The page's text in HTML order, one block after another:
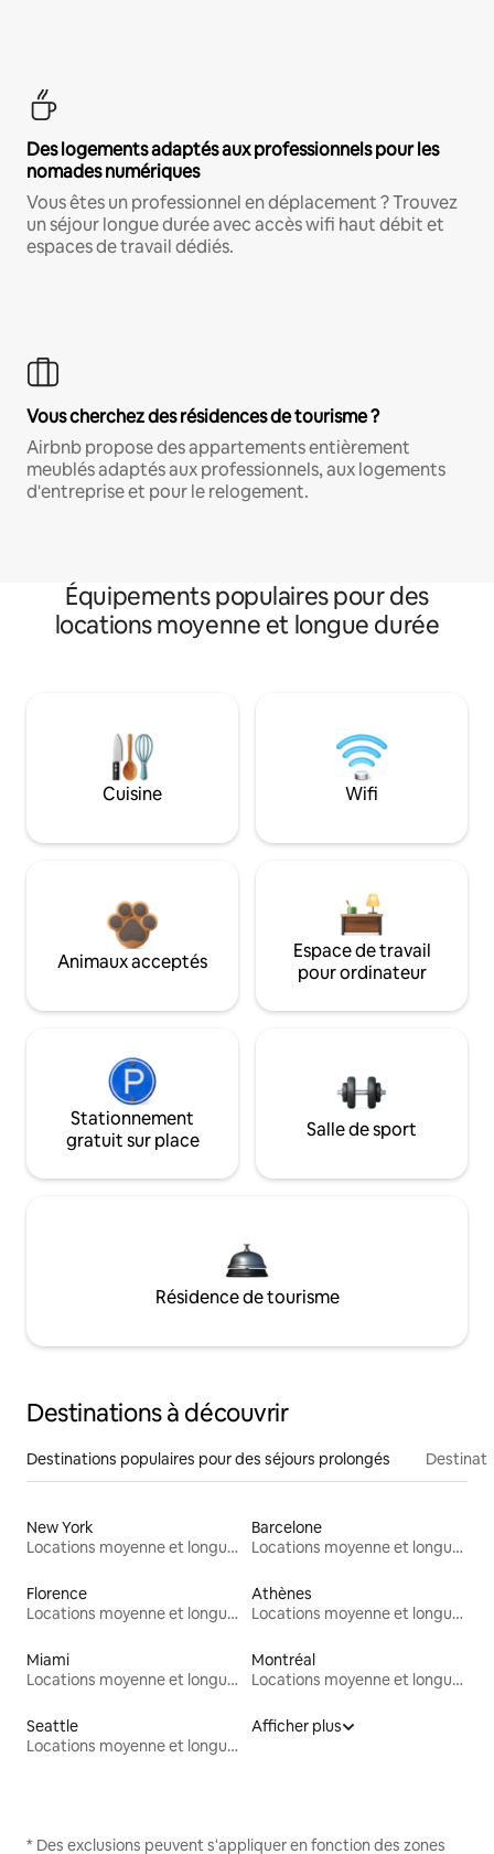
Des logements adaptés aux professionnels pour les
nomades numériques
Vous êtes un professionnel en déplacement ? Trouvez
un séjour longue durée avec accès wifi haut débit et
espaces de travail dédiés.
Vous cherchez des résidences de tourisme ?
Airbnb propose des appartements entièrement
meublés adaptés aux professionnels, aux logements
d'entreprise et pour le relogement.
Équipements populaires pour des
locations moyenne et longue durée
Cuisine Wifi
Animaux acceptés
Espace de travail
pour ordinateur
Stationnement
gratuit sur place
Salle de sport
Résidence de tourisme
Destinations à découvrir
Destinations populaires pour des séjours prolongés
New York
Locations moyenne et longue durée
Barcelone
Locations moyenne et longue durée
Florence
Locations moyenne et longue durée
Athènes
Locations moyenne et longue durée
Miami
Locations moyenne et longue durée
Montréal
Locations moyenne et longue durée
Seattle
Locations moyenne et longue durée
Afficher plus
* Des exclusions peuvent s'appliquer en fonction des zones